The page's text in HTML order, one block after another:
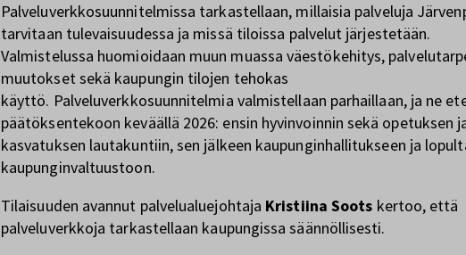
Palveluverkkosuunnitelmissa tarkastellaan, millaisia palveluja
tarvitaan tulevaisuudessa ja missä tiloissa palvelut järjestetään.
Valmistelussa huomioidaan muun muassa väestökehitys,
muutokset sekä kaupungin tilojen tehokas
käyttö. Palveluverkkosuunnitelmia valmistellaan parhaillaan, ja ne
päätöksentekoon keväällä 2026: ensin hyvinvoinnin sekä opetuksen
kasvatuksen lautakuntiin, sen jälkeen kaupunginhallitukseen ja
kaupunginvaltuustoon.
Tilaisuuden avannut palvelualuejohtaja Kristiina Soots kertoo, että
palveluverkkoja tarkastellaan kaupungissa säännöllisesti.